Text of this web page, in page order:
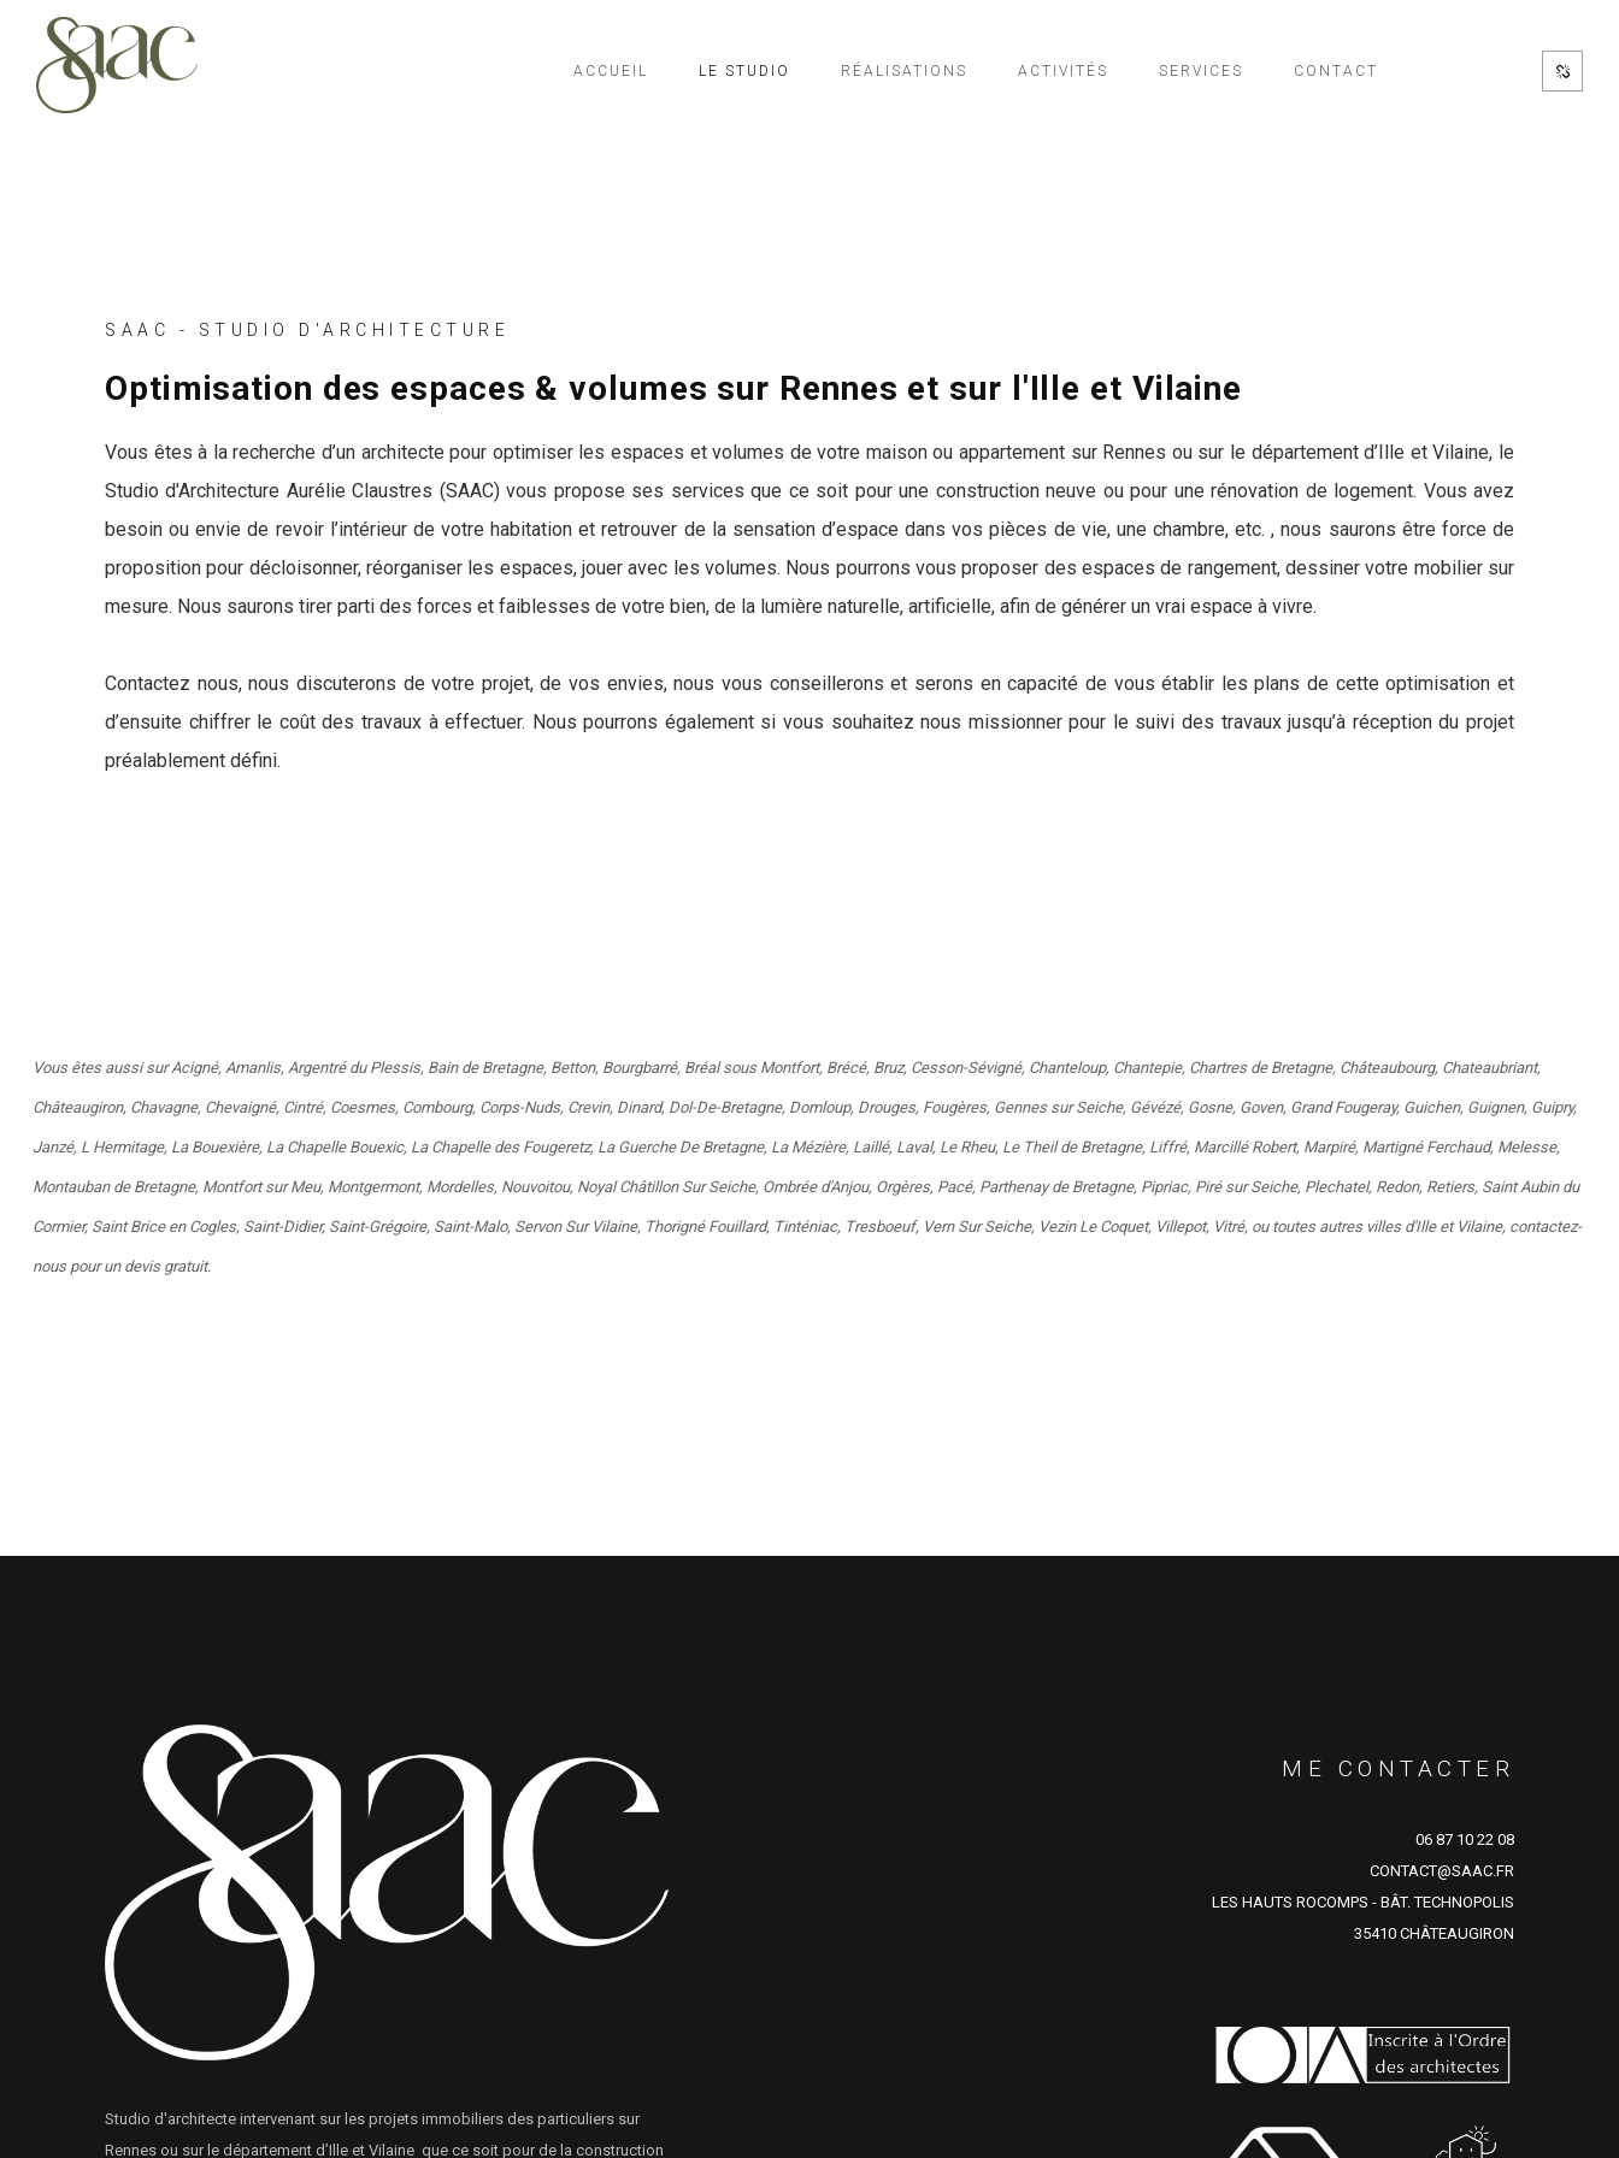
ACCUEIL LE STUDIO RÉALISATIONS ACTIVITÉS SERVICES CONTACT
SAAC - STUDIO D'ARCHITECTURE
Optimisation des espaces & volumes sur Rennes et sur l'Ille et Vilaine
Vous êtes à la recherche d’un architecte pour optimiser les espaces et volumes de votre maison ou appartement sur Rennes ou sur le département d’Ille et Vilaine, le
Studio d'Architecture Aurélie Claustres (SAAC) vous propose ses services que ce soit pour une construction neuve ou pour une rénovation de logement. Vous avez
besoin ou envie de revoir l’intérieur de votre habitation et retrouver de la sensation d’espace dans vos pièces de vie, une chambre, etc. , nous saurons être force de
proposition pour décloisonner, réorganiser les espaces, jouer avec les volumes. Nous pourrons vous proposer des espaces de rangement, dessiner votre mobilier sur
mesure. Nous saurons tirer parti des forces et faiblesses de votre bien, de la lumière naturelle, artificielle, afin de générer un vrai espace à vivre.
Contactez nous, nous discuterons de votre projet, de vos envies, nous vous conseillerons et serons en capacité de vous établir les plans de cette optimisation et
d’ensuite chiffrer le coût des travaux à effectuer. Nous pourrons également si vous souhaitez nous missionner pour le suivi des travaux jusqu’à réception du projet
préalablement défini.
Vous êtes aussi surAcigné, Amanlis, Argentré du Plessis, Bain de Bretagne, Betton, Bourgbarré, Bréal sous Montfort, Brécé, Bruz, Cesson-Sévigné, Chanteloup, Chantepie, Chartres de Bretagne, Châteaubourg, Chateaubriant,
Châteaugiron, Chavagne, Chevaigné, Cintré, Coesmes, Combourg, Corps-Nuds, Crevin, Dinard, Dol-De-Bretagne, Domloup, Drouges, Fougères, Gennes sur Seiche, Gévézé, Gosne, Goven, Grand Fougeray, Guichen, Guignen, Guipry,
Janzé, L Hermitage, La Bouexière, La Chapelle Bouexic, La Chapelle des Fougeretz, La Guerche De Bretagne, La Mézière, Laillé, Laval, Le Rheu, Le Theil de Bretagne, Liffré, Marcillé Robert, Marpiré, Martigné Ferchaud, Melesse,
Montauban de Bretagne, Montfort sur Meu, Montgermont, Mordelles, Nouvoitou, Noyal Châtillon Sur Seiche, Ombrée d'Anjou, Orgères, Pacé, Parthenay de Bretagne, Pipriac, Piré sur Seiche, Plechatel, Redon, Retiers, Saint Aubin du
Cormier, Saint Brice en Cogles, Saint-Didier, Saint-Grégoire, Saint-Malo, Servon Sur Vilaine, Thorigné Fouillard, Tinténiac, Tresboeuf, Vern Sur Seiche, Vezin Le Coquet, Villepot, Vitré, ou toutes autres villes d'Ille et Vilaine, contactez-
nous pour un devis gratuit.
Studio d'architecte intervenant sur les projets immobiliers des particuliers sur
Rennes ou sur le département d’Ille et Vilaine que ce soit pour de la construction
ME CONTACTER
06 87 10 22 08
CONTACT@SAAC.FR
LES HAUTS ROCOMPS - BÂT. TECHNOPOLIS
35410 CHÂTEAUGIRON